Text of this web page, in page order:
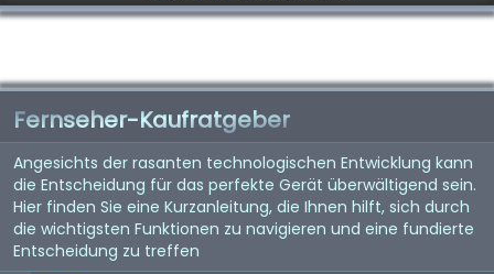
Fernseher-Kaufratgeber
Angesichts der rasanten technologischen Entwicklung kann
die Entscheidung für das perfekte Gerät überwältigend sein.
Hier finden Sie eine Kurzanleitung, die Ihnen hilft, sich durch
die wichtigsten Funktionen zu navigieren und eine fundierte
Entscheidung zu treffen